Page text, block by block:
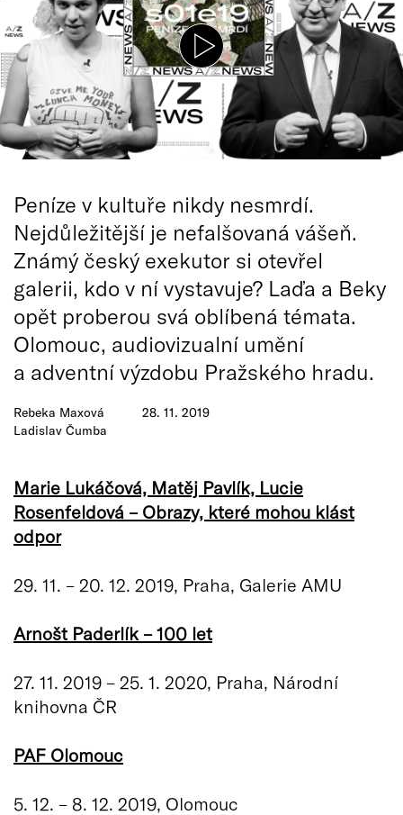
Rebeka Maxová
Ladislav Čumba
28. 11. 2019
Peníze v kultuře nikdy nesmrdí.
Nejdůležitější je nefalšovaná vášeň.
Známý český exekutor si otevřel
galerii, kdo v ní vystavuje? Laďa a Beky
opět proberou svá oblíbená témata.
Olomouc, audiovizualní umění
a adventní výzdobu Pražského hradu.
Marie Lukáčová, Matěj Pavlík, Lucie
Rosenfeldová – Obrazy, které mohou klást
odpor
29. 11. – 20. 12. 2019, Praha, Galerie AMU
Arnošt Paderlík – 100 let
27. 11. 2019 – 25. 1. 2020, Praha, Národní
knihovna ČR
PAF Olomouc
5. 12. – 8. 12. 2019, Olomouc